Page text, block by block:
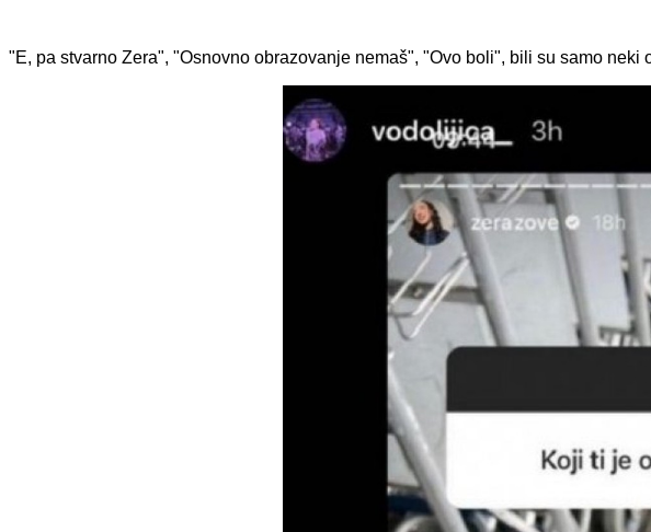
"E, pa stvarno Zera", "Osnovno obrazovanje nemaš", "Ovo boli", bili su samo neki